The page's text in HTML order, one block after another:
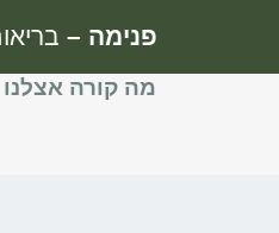
פנימה –
מה קורה אצלנו